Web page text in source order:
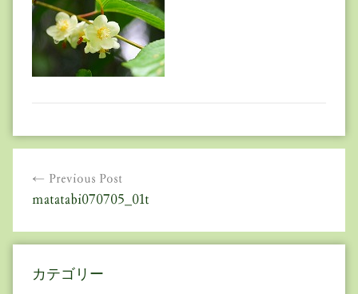
ビ
Previous Post
matatabi070705_01t
カテゴリー